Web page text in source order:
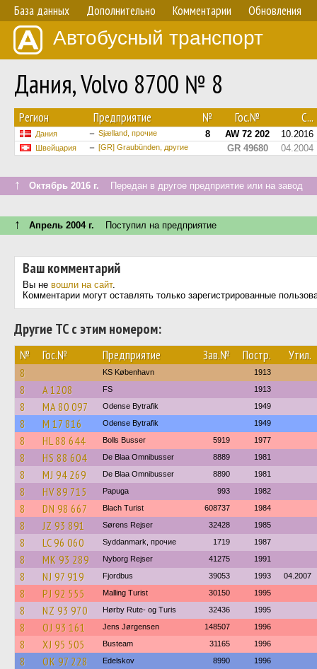
База данных Дополнительно Комментарии Обновления
Автобусный транспорт
Дания, Volvo 8700 № 8
Регион Предприятие № Гос.№ С...
Дания Sjælland, прочие 8 AW 72 202 10.2016
Швейцария [GR] Graubünden, другие GR 49680 04.2004
↑ Октябрь 2016 г. Передан в другое предприятие или на завод
↑ Апрель 2004 г. Поступил на предприятие
Ваш комментарий
Вы не вошли на сайт.
Комментарии могут оставлять только зарегистрированные
Другие ТС с этим номером:
№ Гос.№ Предприятие Зав.№ Постр. Утил.
8 KS København 1913
8 A 1208 FS 1913
8 MA 80 097 Odense Bytrafik 1949
8 M 17 816 Odense Bytrafik 1949
8 HL 88 644 Bolls Busser 5919 1977
8 HS 88 604 De Blaa Omnibusser 8889 1981
8 MJ 94 269 De Blaa Omnibusser 8890 1981
8 HV 89 715 Papuga 993 1982
8 DN 98 667 Blach Turist 608737 1984
8 JZ 93 891 Sørens Rejser 32428 1985
8 LC 96 060 Syddanmark, прочие 1719 1987
8 MK 93 289 Nyborg Rejser 41275 1991
8 NJ 97 919 Fjordbus 39053 1993 04.2007
8 PJ 92 555 Malling Turist 30150 1995
8 NZ 93 970 Hørby Rute- og Turis 32436 1995
8 OJ 93 161 Jens Jørgensen 148507 1996
8 XJ 95 505 Busteam 31165 1996
8 OK 97 228 Edelskov 8990 1996